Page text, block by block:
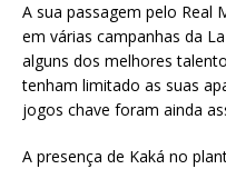
A sua passagem pelo Real
em várias campanhas da
alguns dos melhores
tenham limitado as suas
jogos chave foram ainda
A presença de Kaká no